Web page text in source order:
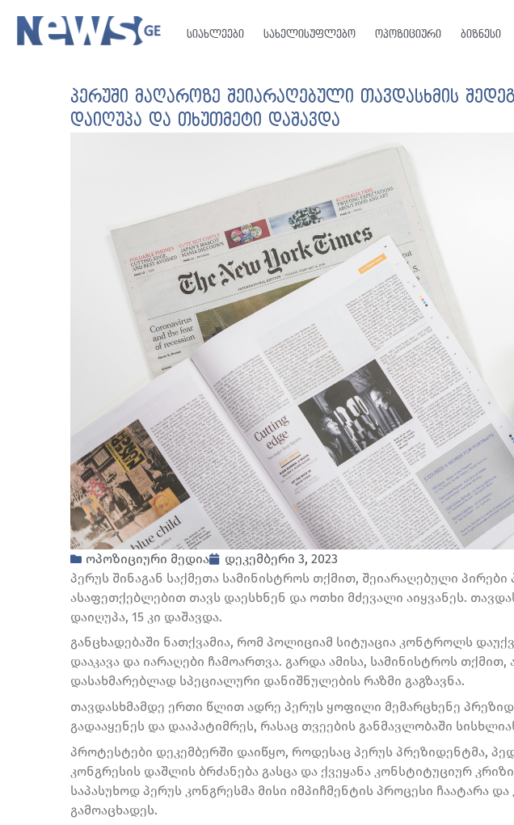
სიახლეები სახელისუფლებო ოპოზიციური ბიზნესი
პერუში მაღაროზე შეიარაღებული თავდასხმის
დაიღუპა და თხუთმეტი დაშავდა
ოპოზიციური მედია
დეკემბერი 3, 2023
პერუს შინაგან საქმეთა სამინისტროს თქმით, შეიარაღებული
ასაფეთქებლებით თავს დაესხნენ და ოთხი მძევალი აიყვანეს.
დაიღუპა, 15 კი დაშავდა.
განცხადებაში ნათქვამია, რომ პოლიციამ სიტუაცია კონტროლს
დააკავა და იარაღები ჩამოართვა. გარდა ამისა, სამინისტროს
დასახმარებლად სპეციალური დანიშნულების რაზმი გაგზავნა.
თავდასხმამდე ერთი წლით ადრე პერუს ყოფილი მემარცხენე
გადააყენეს და დააპატიმრეს, რასაც თვეების განმავლობაში
პროტესტები დეკემბერში დაიწყო, როდესაც პერუს პრეზიდენტმა,
კონგრესის დაშლის ბრძანება გასცა და ქვეყანა კონსტიტუციურ
საპასუხოდ პერუს კონგრესმა მისი იმპიჩმენტის პროცესი ჩაატარა
გამოაცხადეს.